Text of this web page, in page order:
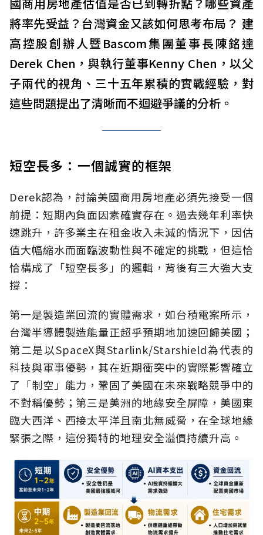
將率先受益？台灣資金又該如何思考布局？ 建
高控股創辦人暨Bascom集團董事長陳銘達
Derek Chen，與執行董事Kenny Chen，以父
子兩代的視角、三十五年累積的實戰經驗，對
這些問題提出了清晰而不迴避爭議的分析。
短空長多：一個誠實的框架
Derek認為，討論美國商用房地產必須先接受一個
前提：短期內負面因素確實存在。過去幾年利率快
速跳升，許多業主在租金收入未減的情況下，因估
值大幅縮水而面臨波動性與不確定的挑戰，但這恰
恰構成了「短空長多」的邏輯，背後有三大強大支
撐：
第一是製造業回流的實體需求，如台積電案所示，
台灣半導體製造能量正超乎預期地加速回歸美國；
第二是以SpaceX與Starlink/Starshield為代表的
科技與軍事優勢，其在近期衝突中的實際影響確立
了「制空」能力，鞏固了美國在未來戰略競爭中的
不對稱優勢；第三是美洲的地緣安全屏障，美國東
臨大西洋、西接太平洋且南北無威脅，在全球地緣
緊張之際，這份獨特的地理安全溢價持續升高。